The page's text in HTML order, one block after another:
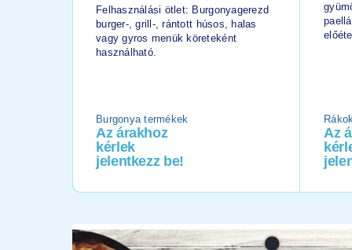
Felhasználási ötlet: Burgonyagerezd
burger-, grill-, rántott húsos, halas
vagy gyros menük köreteként
használható.
Burgonya termékek
Az árakhoz
kérlek
jelentkezz be!
Az